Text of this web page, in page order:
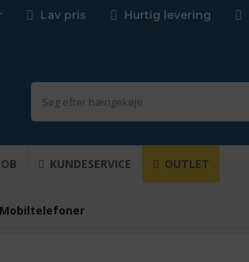
Lav pris Hurtig levering
KUNDESERVICE OUTLET
Mobiltelefoner